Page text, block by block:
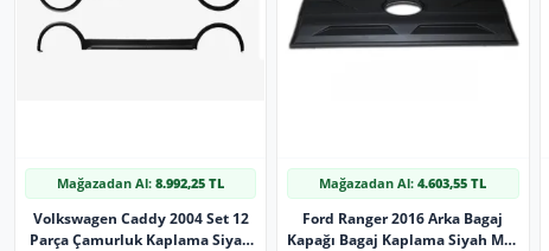
Mağazadan Al:8.992,25 TL
Volkswagen Caddy 2004 Set 12
Parça Çamurluk Kaplama Siyah
Mağazadan Al:4.603,55 TL
Ford Ranger 2016 Arka Bagaj
Kapağı Bagaj Kaplama Siyah Mat